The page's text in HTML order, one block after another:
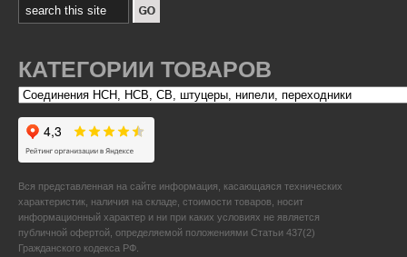
КАТЕГОРИИ ТОВАРОВ
Вся представленная на сайте информация, касающаяся технических
характеристик, наличия на складе, стоимости товаров, носит
информационный характер и ни при каких условиях не является
публичной офертой, определяемой положениями Статьи 437(2)
Гражданского кодекса РФ.